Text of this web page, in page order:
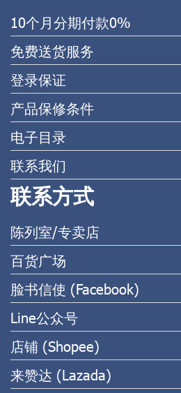
10个月分期付款0%
免费送货服务
登录保证
产品保修条件
电子目录
联系我们
联系方式
陈列室/专卖店
百货广场
脸书信使 (Facebook)
Line公众号
店铺 (Shopee)
来赞达 (Lazada)